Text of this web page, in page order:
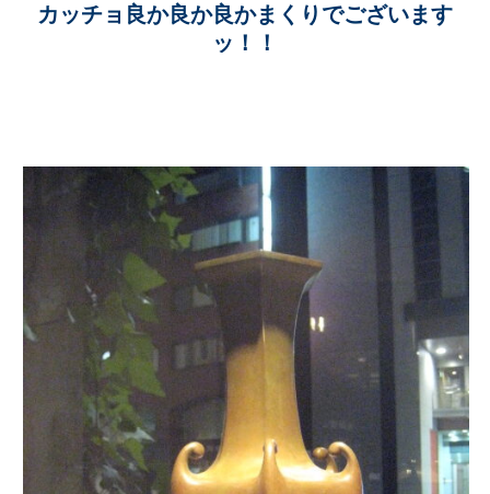
カッチョ良か良か良かまくりでございます
ッ！！